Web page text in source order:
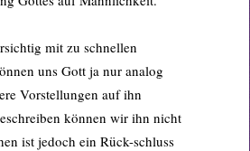
mit zu schnellen
uns Gott ja nur analog
Vorstellungen auf ihn
können wir ihn nicht
ist jedoch ein Rück-schluss